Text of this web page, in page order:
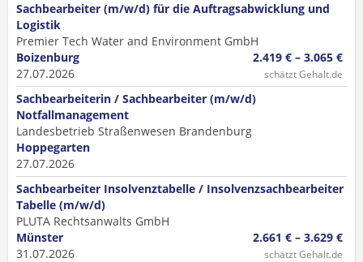
Sachbearbeiter (m/w/d) für die Auftragsabwicklung und
Logistik
Premier Tech Water and Environment GmbH
Boizenburg
27.07.2026
2.419 € – 3.065 €
schätzt Gehalt.de
Sachbearbeiterin / Sachbearbeiter (m/w/d)
Notfallmanagement
Landesbetrieb Straßenwesen Brandenburg
Hoppegarten
27.07.2026
Sachbearbeiter Insolvenztabelle / Insolvenzsachbearbeiter
Tabelle (m/w/d)
PLUTA Rechtsanwalts GmbH
Münster
31.07.2026
2.661 € – 3.629 €
schätzt Gehalt.de